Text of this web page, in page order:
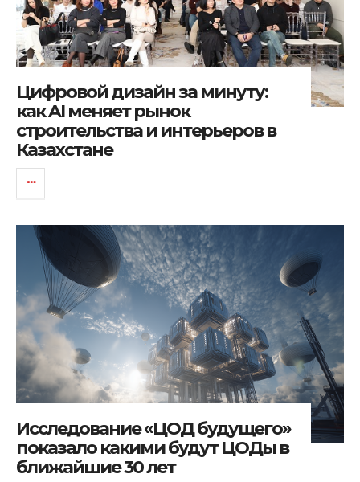
Цифровой дизайн за минуту:
как AI меняет рынок
строительства и интерьеров в
Казахстане
Исследование «ЦОД будущего»
показало какими будут ЦОДы в
ближайшие 30 лет